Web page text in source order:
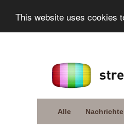
This website uses cookies
Alle